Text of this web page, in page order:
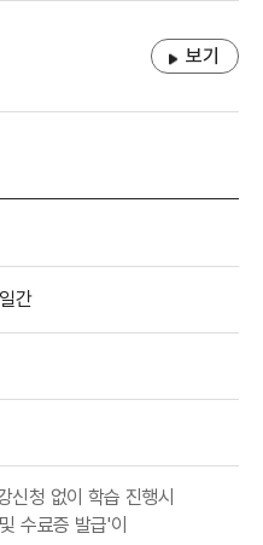
보기
간
신청 없이 학습 진행시
수료증 발급'이